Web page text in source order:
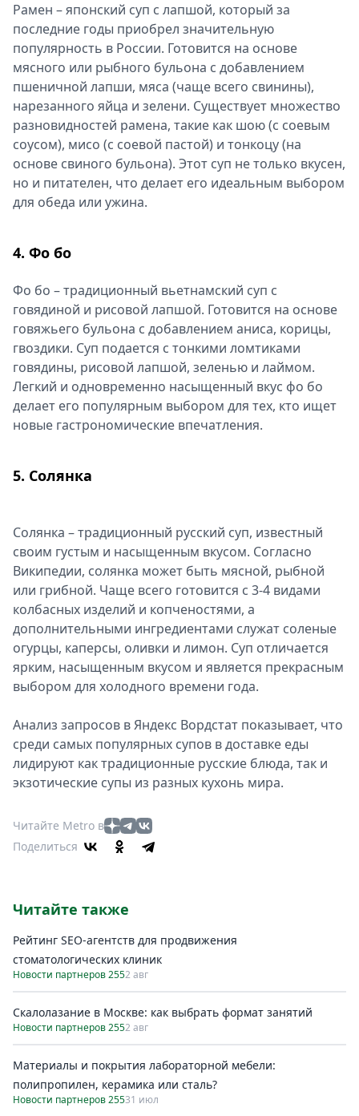
Рамен – японский суп с лапшой, который за
последние годы приобрел значительную
популярность в России. Готовится на основе
мясного или рыбного бульона с добавлением
пшеничной лапши, мяса (чаще всего свинины),
нарезанного яйца и зелени. Существует множество
разновидностей рамена, такие как шою (с соевым
соусом), мисо (с соевой пастой) и тонкоцу (на
основе свиного бульона). Этот суп не только вкусен,
но и питателен, что делает его идеальным выбором
для обеда или ужина.
4. Фо бо
Фо бо – традиционный вьетнамский суп с
говядиной и рисовой лапшой. Готовится на основе
говяжьего бульона с добавлением аниса, корицы,
гвоздики. Суп подается с тонкими ломтиками
говядины, рисовой лапшой, зеленью и лаймом.
Легкий и одновременно насыщенный вкус фо бо
делает его популярным выбором для тех, кто ищет
новые гастрономические впечатления.
5. Солянка
Солянка – традиционный русский суп, известный
своим густым и насыщенным вкусом. Согласно
Википедии, солянка может быть мясной, рыбной
или грибной. Чаще всего готовится с 3-4 видами
колбасных изделий и копченостями, а
дополнительными ингредиентами служат соленые
огурцы, каперсы, оливки и лимон. Суп отличается
ярким, насыщенным вкусом и является прекрасным
выбором для холодного времени года.
Анализ запросов в Яндекс Вордстат показывает, что
среди самых популярных супов в доставке еды
лидируют как традиционные русские блюда, так и
экзотические супы из разных кухонь мира.
Читайте Metro в
Поделиться
Читайте также
Рейтинг SEO-агентств для продвижения
стоматологических клиник
Новости партнеров 2552 авг
Скалолазание в Москве: как выбрать формат занятий
Новости партнеров 2552 авг
Материалы и покрытия лабораторной мебели:
полипропилен, керамика или сталь?
Новости партнеров 25531 июл